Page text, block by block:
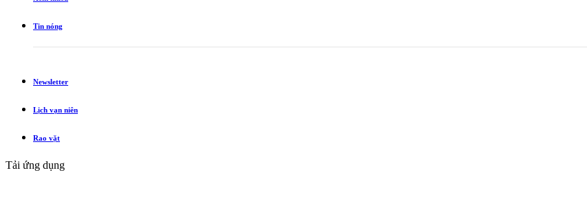
Tin nóng
Newsletter
Lịch vạn niên
Rao vặt
Tải ứng dụng